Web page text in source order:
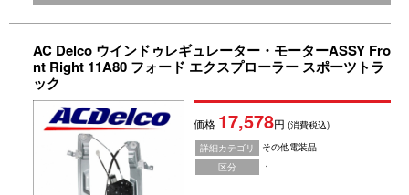
AC Delco ウインドゥレギュレーター・モーターASSY Fro
nt Right 11A80 フォード エクスプローラー スポーツトラ
ック
価格 17,578円(消費税込)
詳細カテゴリ
その他電装品
区分
・